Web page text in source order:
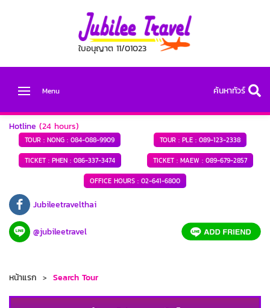
ใบอนุญาต 11/01023
Menu ค้นหาทัวร์
Hotline (24 hours)
TOUR : NONG : 084-088-9909 TOUR : PLE : 089-123-2338
TICKET : PHEN :086-337-3474 TICKET : MAEW : 089-679-2857
OFFICE HOURS : 02-641-6800
Jubileetravelthai
@jubileetravel
หน้าแรก Search Tour